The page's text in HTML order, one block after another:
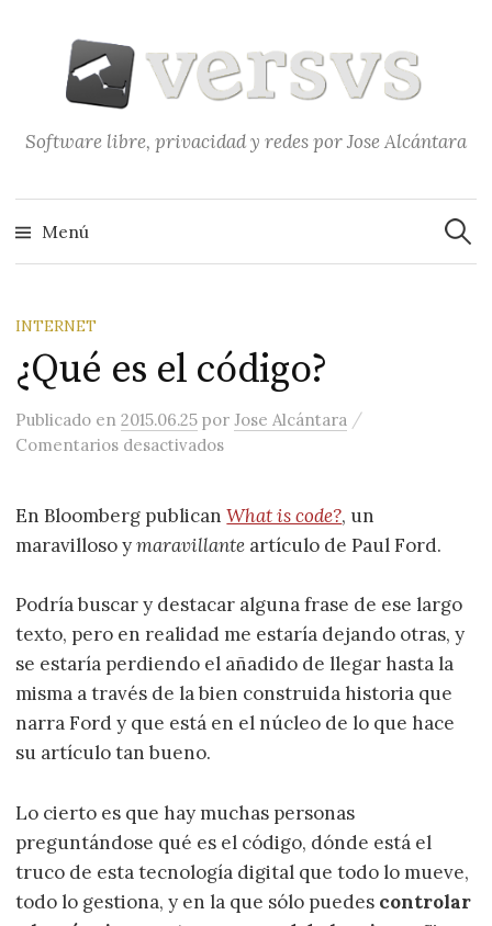
contenido
Software libre, privacidad y redes por Jose Alcántara
Menú
INTERNET
¿Qué es el código?
Publicado en2015.06.25 porJose Alcántara /
Comentarios desactivadosen ¿Qué es el código?
En Bloomberg publicanWhat is code?, un
maravilloso ymaravillante artículo de Paul Ford.
Podría buscar y destacar alguna frase de ese largo
texto, pero en realidad me estaría dejando otras, y
se estaría perdiendo el añadido de llegar hasta la
misma a través de la bien construida historia que
narra Ford y que está en el núcleo de lo que hace
su artículo tan bueno.
Lo cierto es que hay muchas personas
preguntándose qué es el código, dónde está el
truco de esta tecnología digital que todo lo mueve,
todo lo gestiona, y en la que sólo puedes controlar